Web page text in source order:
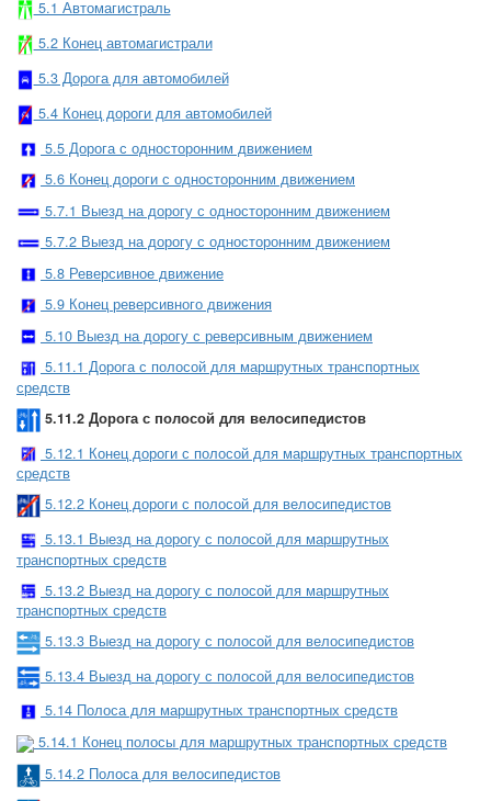
5.1 Автомагистраль
5.2 Конец автомагистрали
5.3 Дорога для автомобилей
5.4 Конец дороги для автомобилей
5.5 Дорога с односторонним движением
5.6 Конец дороги с односторонним движением
5.7.1 Выезд на дорогу с односторонним движением
5.7.2 Выезд на дорогу с односторонним движением
5.8 Реверсивное движение
5.9 Конец реверсивного движения
5.10 Выезд на дорогу с реверсивным движением
5.11.1 Дорога с полосой для маршрутных транспортных
средств
5.11.2 Дорога с полосой для велосипедистов
5.12.1 Конец дороги с полосой для маршрутных транспортных
средств
5.12.2 Конец дороги с полосой для велосипедистов
5.13.1 Выезд на дорогу с полосой для маршрутных
транспортных средств
5.13.2 Выезд на дорогу с полосой для маршрутных
транспортных средств
5.13.3 Выезд на дорогу с полосой для велосипедистов
5.13.4 Выезд на дорогу с полосой для велосипедистов
5.14 Полоса для маршрутных транспортных средств
5.14.1 Конец полосы для маршрутных транспортных средств
5.14.2 Полоса для велосипедистов